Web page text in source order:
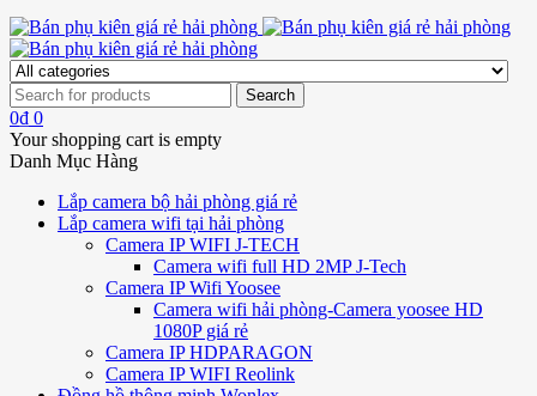
0₫ 0
Your shopping cart is empty
Danh Mục Hàng
Lắp camera bộ hải phòng giá rẻ
Lắp camera wifi tại hải phòng
Camera IP WIFI J-TECH
Camera wifi full HD 2MP J-Tech
Camera IP Wifi Yoosee
Camera wifi hải phòng-Camera yoosee HD
1080P giá rẻ
Camera IP HDPARAGON
Camera IP WIFI Reolink